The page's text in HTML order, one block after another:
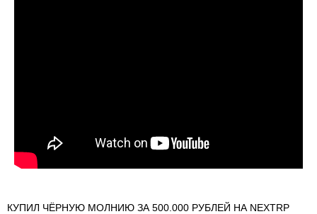
КУПИЛ ЧЁРНУЮ МОЛНИЮ ЗА 500.000 РУБЛЕЙ НА NEXTRP